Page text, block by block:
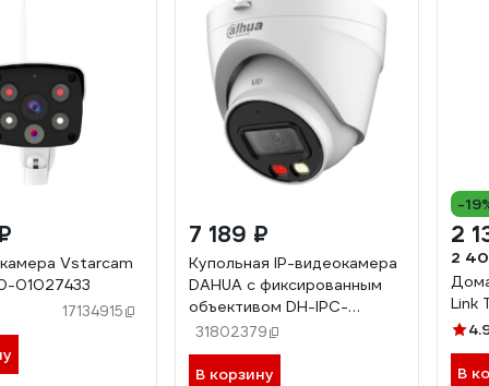
Vstarcam
01027433
17134915
7 189 ₽
Купольная IP-видеокамера
DAHUA с фиксированным
объективом DH-IPC-
HDW1239VP-A-IL-0280B
31802379
В корзину
-
2
2
Link
В